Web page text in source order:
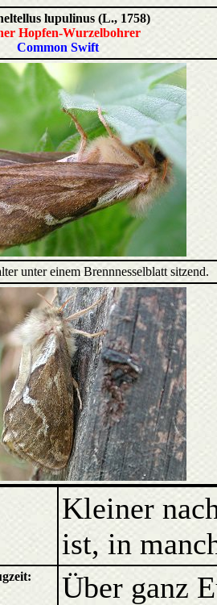
lupulinus (L., 1758)
Hopfen-Wurzelbohrer
Common Swift
unter einem Brennnesselblatt sitzend.
Kleiner
ist, in
Über ganz